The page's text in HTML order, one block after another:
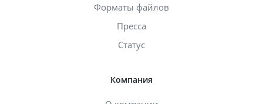
Форматы файлов
Пресса
Статус
Компания